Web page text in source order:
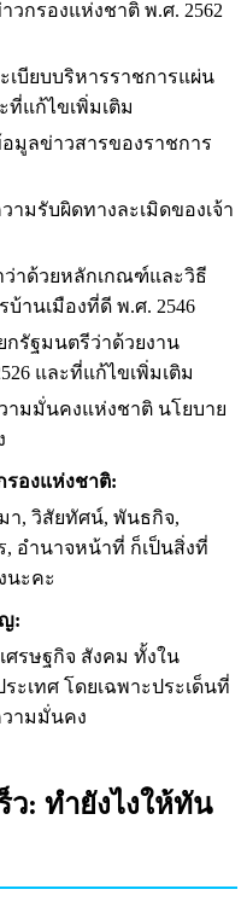
กรองแห่งชาติ พ.ศ. 2562
บียบบริหารราชการแผ่น
ที่แก้ไขเพิ่มเติม
ลข่าวสารของราชการ
มรับผิดทางละเมิดของเจ้า
าด้วยหลักเกณฑ์และวิธี
บ้านเมืองที่ดี พ.ศ. 2546
กรัฐมนตรีว่าด้วยงาน
และที่แก้ไขเพิ่มเติม
ามมั่นคงแห่งชาติ นโยบาย
รองแห่งชาติ:
า, วิสัยทัศน์, พันธกิจ,
, อำนาจหน้าที่ ก็เป็นสิ่งที่
นะคะ
:
ศรษฐกิจ สังคม ทั้งใน
ะเทศ โดยเฉพาะประเด็นที่
ามมั่นคง
ว: ทำยังไงให้ทัน